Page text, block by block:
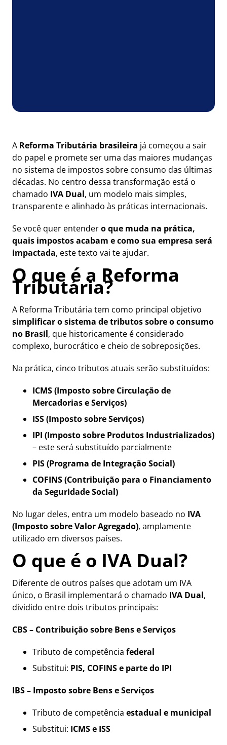
A Reforma Tributária brasileira já começou a sair
do papel e promete ser uma das maiores mudanças
no sistema de impostos sobre consumo das últimas
décadas. No centro dessa transformação está o
chamado IVA Dual, um modelo mais simples,
transparente e alinhado às práticas internacionais.
Se você quer entendero que muda na prática,
quais impostos acabam e como sua empresa será
impactada, este texto vai te ajudar.
O que é a Reforma
Tributária?
A Reforma Tributária tem como principal objetivo
simplificar o sistema de tributos sobre o consumo
no Brasil, que historicamente é considerado
complexo, burocrático e cheio de sobreposições.
Na prática, cinco tributos atuais serão substituídos:
ICMS (Imposto sobre Circulação de
Mercadorias e Serviços)
ISS (Imposto sobre Serviços)
IPI (Imposto sobre Produtos Industrializados)
– este será substituído parcialmente
PIS (Programa de Integração Social)
COFINS (Contribuição para o Financiamento
da Seguridade Social)
No lugar deles, entra um modelo baseado no IVA
(Imposto sobre Valor Agregado), amplamente
utilizado em diversos países.
O que é o IVA Dual?
Diferente de outros países que adotam um IVA
único, o Brasil implementará o chamado IVA Dual,
dividido entre dois tributos principais:
CBS – Contribuição sobre Bens e Serviços
Tributo de competência federal
Substitui: PIS, COFINS e parte do IPI
IBS – Imposto sobre Bens e Serviços
Tributo de competência estadual e municipal
Substitui: ICMS e ISS